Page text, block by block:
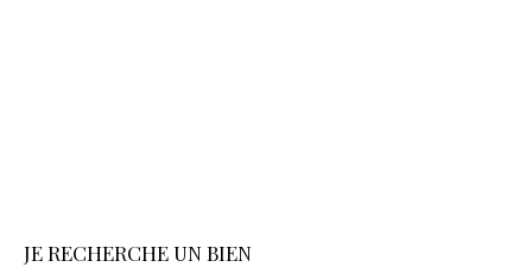
JE RECHERCHE UN BIEN